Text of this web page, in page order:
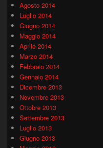
Agosto 2014
Luglio 2014
Giugno 2014
Maggio 2014
Aprile 2014
Marzo 2014
Febbraio 2014
Gennaio 2014
Dicembre 2013
Novembre 2013
Ottobre 2013
Settembre 2013
Luglio 2013
Giugno 2013